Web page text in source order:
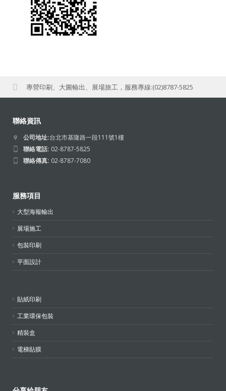
專營印刷、大圖輸出、展場旅工，服務專線:(02)8787-5825
專營印刷、大圖輸出、展場旅工，服務專線:(02)8787-5825
聯絡資訊
公司地址:台北市基隆路一段111號1樓
聯絡電話: 02-8787-5825
聯絡傳真: 02-8787-7080
服務項目
大型海報輸出
展場施工
包裝印刷
平面設計
貼紙印刷
工業環保包裝
精裝盒
電梯貼膜